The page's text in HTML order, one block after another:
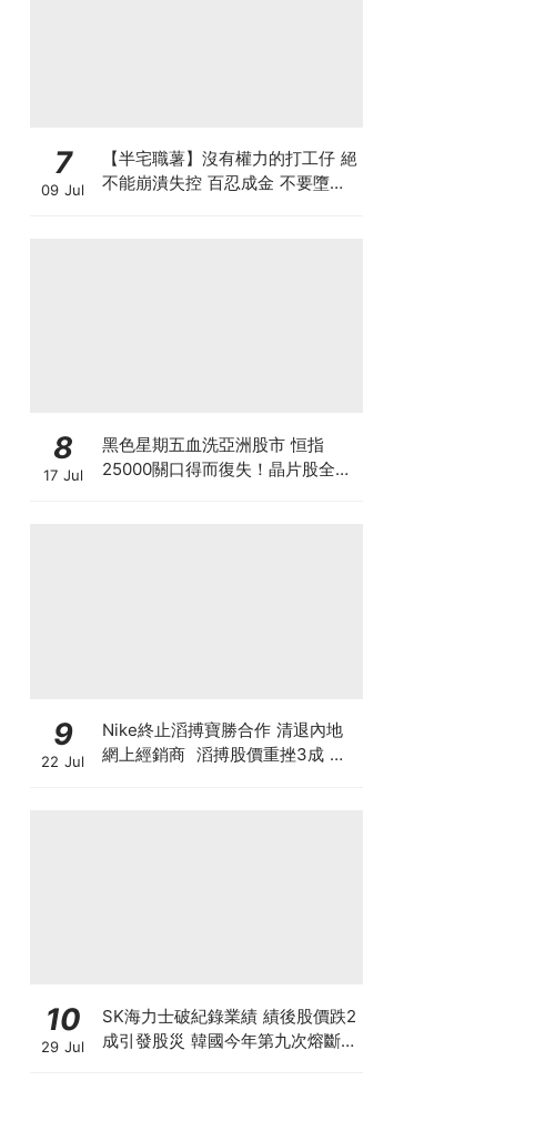
7
09 Jul
【半宅職薯】沒有權力的打工仔 絕
不能崩潰失控 百忍成金 不要墮入
8
17 Jul
黑色星期五血洗亞洲股市 恒指
25000關口得而復失！晶片股全線
9
22 Jul
Nike終止滔搏寶勝合作 清退內地
網上經銷商 滔搏股價重挫3成 寶
10
29 Jul
SK海力士破紀錄業績 績後股價跌2
成引發股災 韓國今年第九次熔斷